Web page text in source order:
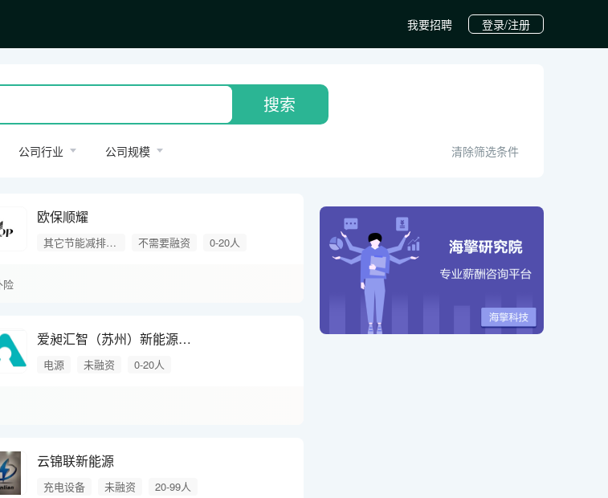
我要招聘 登录/注册
搜索
公司行业 公司规模 清除筛选条件
欧保顺耀
其它节能减排产品 不需要融资 0-20人
险
爱昶汇智（苏州）新能源高科技
电源 未融资 0-20人
云锦联新能源
充电设备 未融资 20-99人